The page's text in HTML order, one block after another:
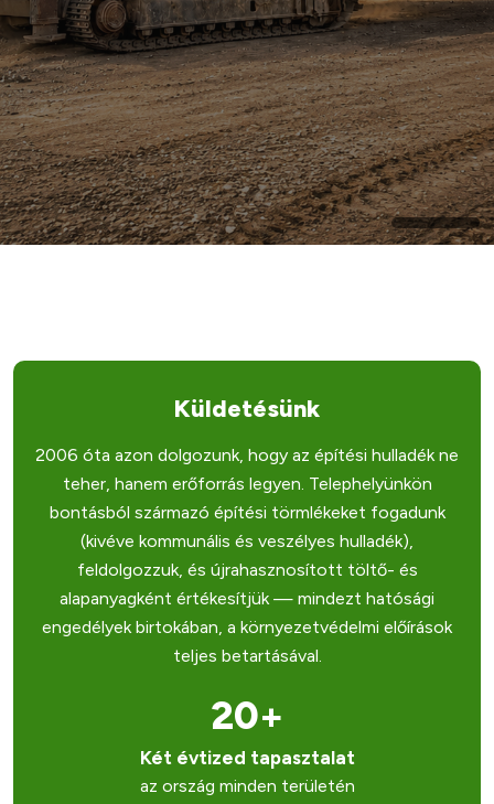
Küldetésünk
2006 óta azon dolgozunk, hogy az építési hulladék ne
teher, hanem erőforrás legyen. Telephelyünkön
bontásból származó építési törmlékeket fogadunk
(kivéve kommunális és veszélyes hulladék),
feldolgozzuk, és újrahasznosított töltő- és
alapanyagként értékesítjük — mindezt hatósági
engedélyek birtokában, a környezetvédelmi előírások
teljes betartásával.
20+
Két évtized tapasztalat
az ország minden területén